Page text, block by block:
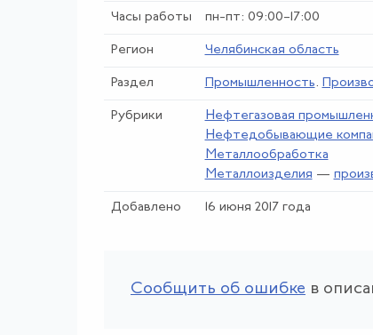
Часы работы пн-пт: 09:00–17:00
Регион Челябинская область
Раздел Промышленность.
Рубрики
Нефтегазовая
Нефтедобывающие
Металлообработка
Металлоизделия —
Добавлено 16 июня 2017 года
Сообщить об ошибке в